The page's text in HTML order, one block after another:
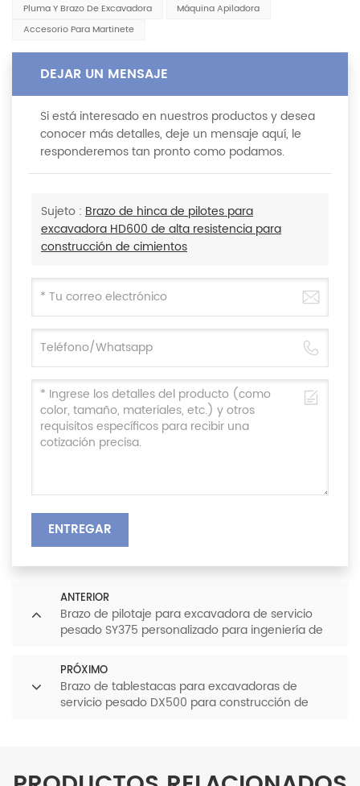
Pluma Y Brazo De Excavadora
Máquina Apiladora
Accesorio Para Martinete
DEJAR UN MENSAJE
Si está interesado en nuestros productos y desea
conocer más detalles, deje un mensaje aquí, le
responderemos tan pronto como podamos.
Sujeto : Brazo de hinca de pilotes para
excavadora HD600 de alta resistencia para
construcción de cimientos
ENTREGAR
ANTERIOR
Brazo de pilotaje para excavadora de servicio
pesado SY375 personalizado para ingeniería de
PRÓXIMO
Brazo de tablestacas para excavadoras de
servicio pesado DX500 para construcción de